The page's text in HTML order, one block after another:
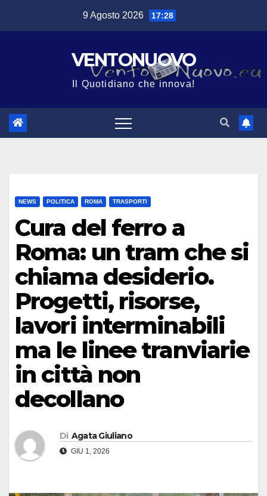
9 Agosto 2026 17:28
VENTONUOVO
Il Quotidiano che innova!
NEWS POLITICA ROMA TRASPORTI
Cura del ferro a
Roma: un tram che si
chiama desiderio.
Progetti, risorse,
lavori interminabili
ma le linee tranviarie
in città non
decollano
Di Agata Giuliano
GIU 1, 2026